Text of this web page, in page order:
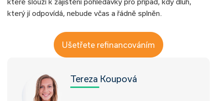
který jí odpovídá, nebude včas a řádně splněn.
Ušetřete refinancováním
Tereza Koupová